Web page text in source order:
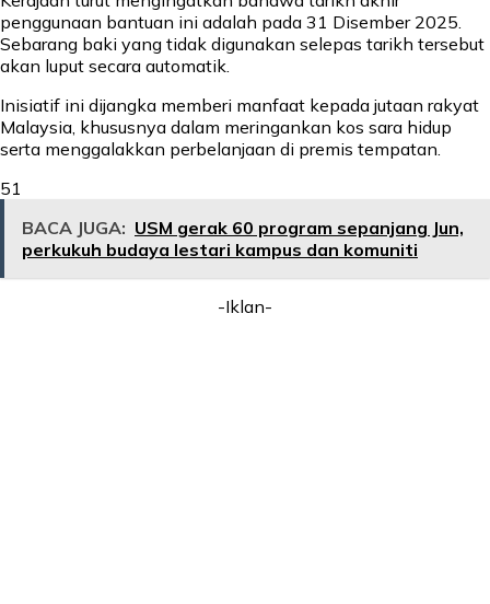
penggunaan bantuan ini adalah pada 31 Disember 2025.
Sebarang baki yang tidak digunakan selepas tarikh tersebut
akan luput secara automatik.
Inisiatif ini dijangka memberi manfaat kepada jutaan rakyat
Malaysia, khususnya dalam meringankan kos sara hidup
serta menggalakkan perbelanjaan di premis tempatan.
51
BACA JUGA: USM gerak 60 program sepanjang Jun,
perkukuh budaya lestari kampus dan komuniti
-Iklan-